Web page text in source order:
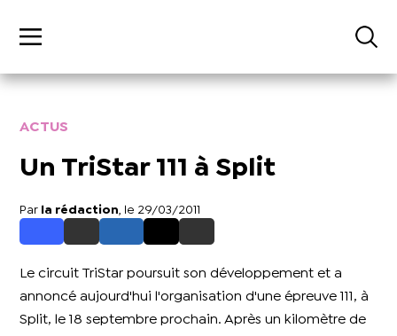
ACTUS
Un TriStar 111 à Split
Par la rédaction , le 29/03/2011
Le circuit TriStar poursuit son développement et a
annoncé aujourd'hui l'organisation d'une épreuve 111, à
Split, le 18 septembre prochain. Après un kilomètre de